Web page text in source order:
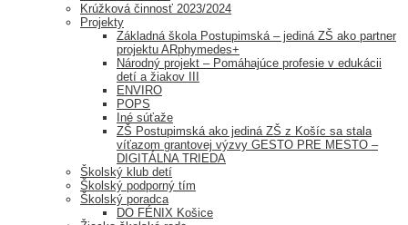
Krúžková činnosť 2023/2024
Projekty
Základná škola Postupimská – jediná ZŠ ako partner
projektu ARphymedes+
Národný projekt – Pomáhajúce profesie v edukácii
detí a žiakov III
ENVIRO
POPS
Iné súťaže
ZŠ Postupimská ako jediná ZŠ z Košíc sa stala
víťazom grantovej výzvy GESTO PRE MESTO –
DIGITÁLNA TRIEDA
Školský klub detí
Školský podporný tím
Školský poradca
DO FÉNIX Košice